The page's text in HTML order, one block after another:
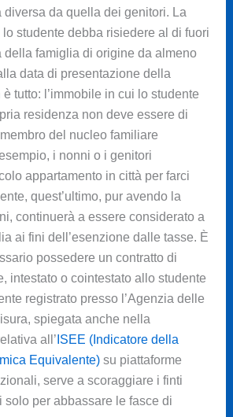
diversa da quella dei genitori. La
lo studente debba risiedere al di fuori
della famiglia di origine da almeno
data di presentazione della
tutto: l’immobile in cui lo studente
residenza non deve essere di
del nucleo familiare
i nonni o i genitori
appartamento in città per farci
quest’ultimo, pur avendo la
continuerà a essere considerato a
ai fini dell’esenzione dalle tasse. È
possedere un contratto di
intestato o cointestato allo studente
registrato presso l’Agenzia delle
spiegata anche nella
all’ ISEE (Indicatore della
Equivalente)su piattaforme
serve a scoraggiare i finti
solo per abbassare le fasce di